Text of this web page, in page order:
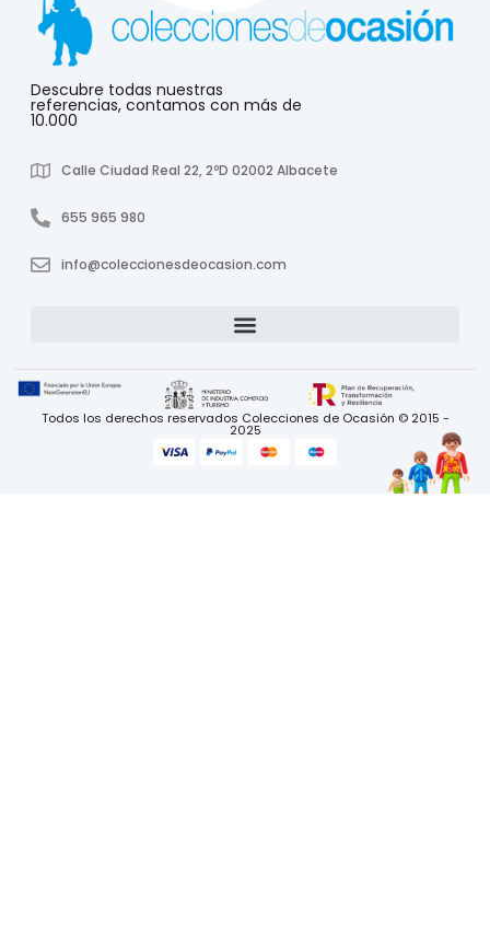
Descubre todas nuestras
referencias, contamos con más de
10.000
Calle Ciudad Real 22, 2ºD 02002 Albacete
655 965 980
info@coleccionesdeocasion.com
Todos los derechos reservados Colecciones de Ocasión © 2015 -
2025